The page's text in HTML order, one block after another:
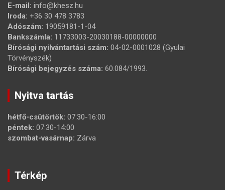
E-mail: info@khesz.hu
Iroda: +36 30 478 3783
Adószám: 19059181-1-04
Bankszámla: 11733003-20030188-00000000
Bírósági nyilvántartási szám: 04-02-0001028 (Gyulai
Törvényszék)
Bírósági bejegyzés száma: 60.084/1993.
Nyitva tartás
hétfő-csütörtök: 07:30-16:00
péntek: 07:30-14:00
szombat-vasárnap: Zárva
Térkép